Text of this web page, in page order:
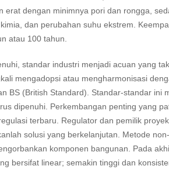
erat dengan minimnya pori dan rongga,
dan perubahan suhu ekstrem.
atau 100 tahun.
standar industri menjadi acuan yang
mengadopsi atau mengharmonisasi
BS (British Standard). Standar-standar ini
dipenuhi. Perkembangan penting yang
terbaru. Regulator dan pemilik
solusi yang berkelanjutan. Metode
komponen bangunan. Pada
bersifat linear; semakin tinggi dan